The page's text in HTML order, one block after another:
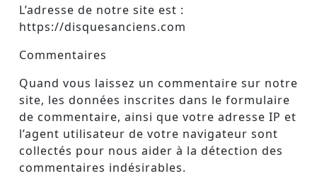
L’adresse de notre site est :
https://disquesanciens.com
Commentaires
Quand vous laissez un commentaire sur notre
site, les données inscrites dans le formulaire
de commentaire, ainsi que votre adresse IP et
l’agent utilisateur de votre navigateur sont
collectés pour nous aider à la détection des
commentaires indésirables.